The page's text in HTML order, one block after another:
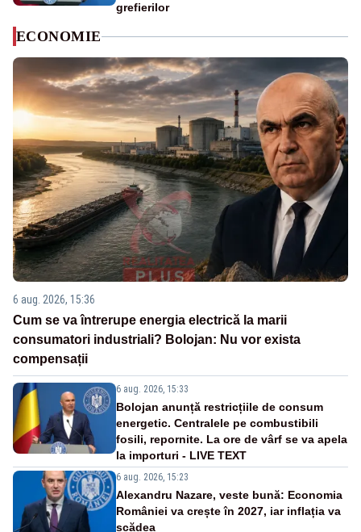
grefierilor
ECONOMIE
6 aug. 2026, 15:36
Cum se va întrerupe energia electrică la marii
consumatori industriali? Bolojan: Nu vor exista
compensații
6 aug. 2026, 15:33
Bolojan anunță restricțiile de consum
energetic. Centralele pe combustibili
fosili, repornite. La ore de vârf se va apela
la importuri - LIVE TEXT
6 aug. 2026, 15:23
Alexandru Nazare, veste bună: Economia
României va crește în 2027, iar inflația va
scădea